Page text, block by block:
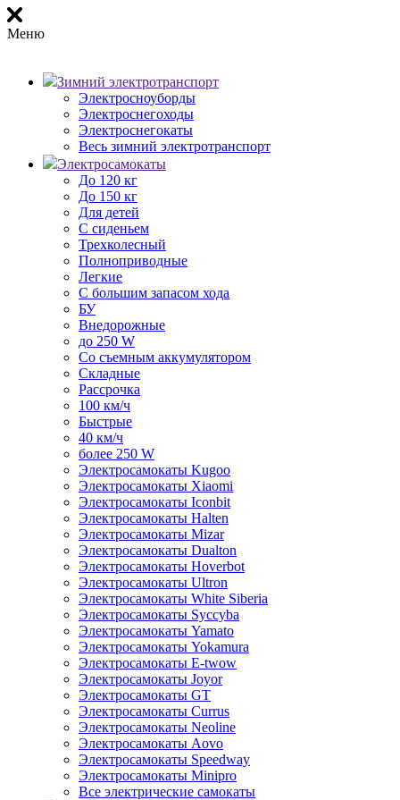
Меню
Зимний электротранспорт
Электросноуборды
Электроснегоходы
Электроснегокаты
Весь зимний электротранспорт
Электросамокаты
До 120 кг
До 150 кг
Для детей
С сиденьем
Трехколесный
Полноприводные
Легкие
С большим запасом хода
БУ
Внедорожные
до 250 W
Со съемным аккумулятором
Складные
Рассрочка
100 км/ч
Быстрые
40 км/ч
более 250 W
Электросамокаты Kugoo
Электросамокаты Xiaomi
Электросамокаты Iconbit
Электросамокаты Halten
Электросамокаты Mizar
Электросамокаты Dualton
Электросамокаты Hoverbot
Электросамокаты Ultron
Электросамокаты White Siberia
Электросамокаты Syccyba
Электросамокаты Yamato
Электросамокаты Yokamura
Электросамокаты E-twow
Электросамокаты Joyor
Электросамокаты GT
Электросамокаты Currus
Электросамокаты Neoline
Электросамокаты Aovo
Электросамокаты Speedway
Электросамокаты Minipro
Все электрические самокаты